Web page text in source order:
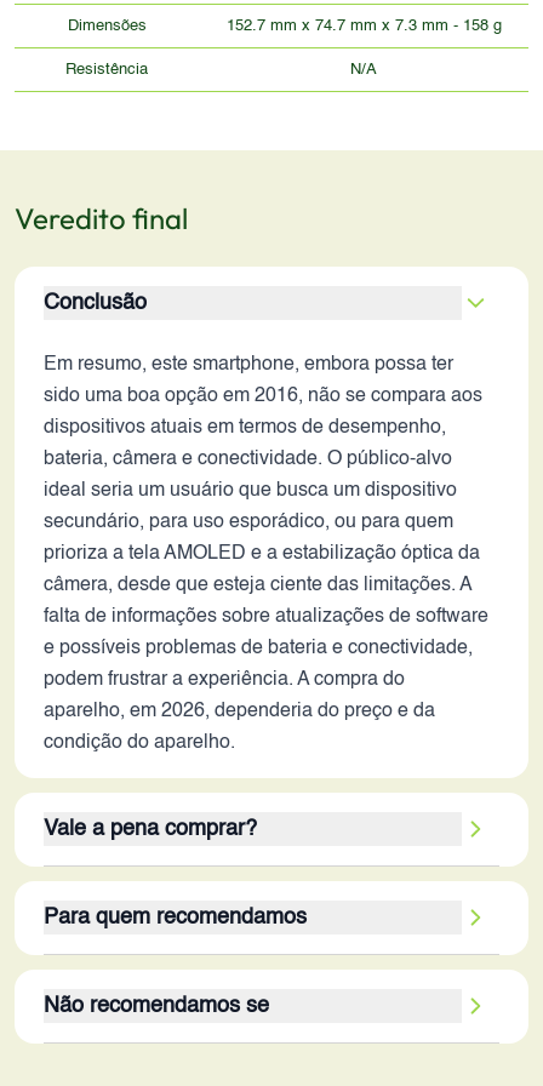
Dimensões 152.7 mm x 74.7 mm x 7.3 mm - 158 g
Resistência N/A
Veredito final
Conclusão
Em resumo, este smartphone, embora possa ter
sido uma boa opção em 2016, não se compara aos
dispositivos atuais em termos de desempenho,
bateria, câmera e conectividade. O público-alvo
ideal seria um usuário que busca um dispositivo
secundário, para uso esporádico, ou para quem
prioriza a tela AMOLED e a estabilização óptica da
câmera, desde que esteja ciente das limitações. A
falta de informações sobre atualizações de software
e possíveis problemas de bateria e conectividade,
podem frustrar a experiência. A compra do
aparelho, em 2026, dependeria do preço e da
condição do aparelho.
Vale a pena comprar?
smartphone não se destaca em nenhum aspecto
crucial para os padrões de 2026. A bateria, o
limitados. A tela AMOLED e a RAM de 6GB são os
pontos fortes, mas não compensam as outras
Para quem recomendamos
seriam usuários com orçamento muito limitado, que
precisam de um aparelho para tarefas básicas,
Não recomendamos se